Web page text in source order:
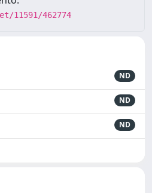
11591/462774
ND
ND
ND